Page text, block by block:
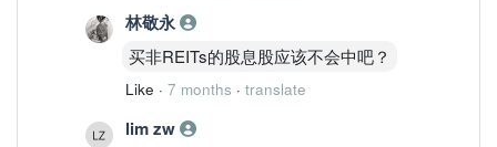
林敬永
买非REITs的股息股应该不会中吧？
Like · 7 months · translate
lim zw